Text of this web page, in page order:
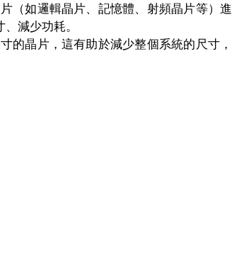
（如邏輯晶片、記憶體、射頻晶片等）進
減少功耗。
的晶片，這有助於減少整個系統的尺寸，